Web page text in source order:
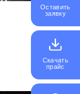
Оставить
заявку
Скачать
прайс